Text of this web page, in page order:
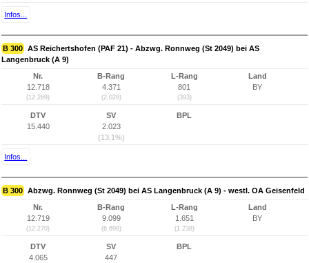
Infos...
B 300 AS Reichertshofen (PAF 21) - Abzwg. Ronnweg (St 2049) bei AS
Langenbruck (A 9)
Nr.
12.718
(12.269)
B-Rang
4.371
(2.028)
L-Rang
801
(393)
Land
BY
DTV
15.440
SV
2.023
(13,1%)
BPL
Infos...
B 300 Abzwg. Ronnweg (St 2049) bei AS Langenbruck (A 9) - westl. OA Geisenfeld
Nr.
12.719
(12.270)
B-Rang
9.099
(6.698)
L-Rang
1.651
(1.238)
Land
BY
DTV
4.065
SV
447
BPL